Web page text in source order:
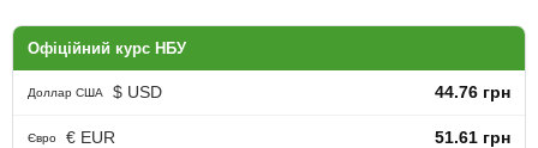
Офіційний курс НБУ
Доллар США $ USD 44.76 грн
Євро € EUR 51.61 грн